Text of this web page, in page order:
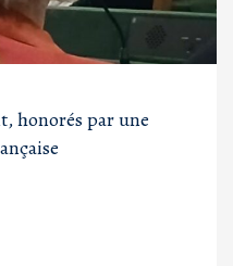
honorés par une